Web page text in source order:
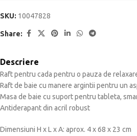
SKU: 10047828
Share:
Descriere
Raft pentru cada pentru o pauza de
Raft de baie cu manere argintii pentru un
Masa de baie cu suport pentru tableta,
Antiderapant din acril robust
Dimensiuni H x L x A: aprox. 4 x 68 x 23 cm